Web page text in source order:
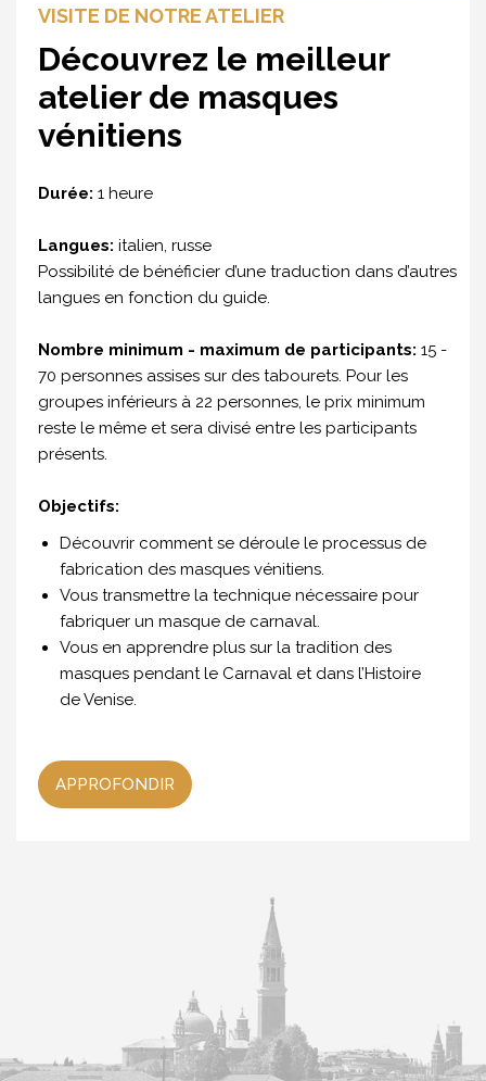
VISITE DE NOTRE ATELIER
Découvrez le meilleur
atelier de masques
vénitiens
Durée: 1 heure
Langues: italien, russe
Possibilité de bénéficier d’une traduction dans d’autres
langues en fonction du guide.
Nombre minimum - maximum de participants: 15 -
70 personnes assises sur des tabourets. Pour les
groupes inférieurs à 22 personnes, le prix minimum
reste le même et sera divisé entre les participants
présents.
Objectifs:
Découvrir comment se déroule le processus de
fabrication des masques vénitiens.
Vous transmettre la technique nécessaire pour
fabriquer un masque de carnaval.
Vous en apprendre plus sur la tradition des
masques pendant le Carnaval et dans l’Histoire
de Venise.
APPROFONDIR